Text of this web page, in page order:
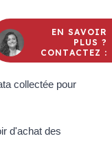
de banque et
collectée pour
d'achat des
EN SAVOIR
PLUS ?
CONTACTEZ :